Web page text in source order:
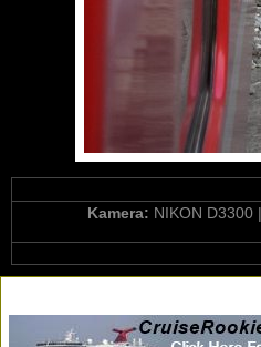
Kamera: NIKON D3300 |